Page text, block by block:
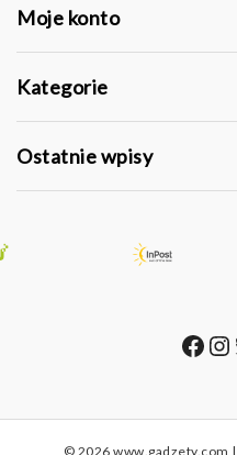
Moje konto
Kategorie
Ostatnie wpisy
© 2026 www.gadzety.com